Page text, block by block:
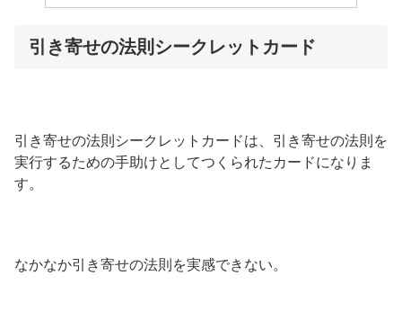
引き寄せの法則シークレットカード
引き寄せの法則シークレットカードは、引き寄せの法則を
実行するための手助けとしてつくられたカードになりま
す。
なかなか引き寄せの法則を実感できない。